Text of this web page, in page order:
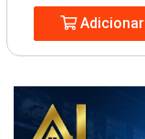
Adicionar